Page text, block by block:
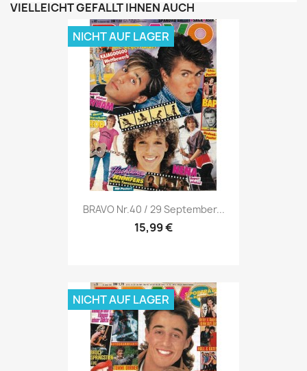
VIELLEICHT GEFÄLLT IHNEN AUCH
Vorschau
BRAVO Nr.40 / 29 September...
15,99 €
NICHT AUF LAGER
NICHT AUF LAGER